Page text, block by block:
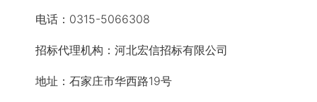
电话：0315-5066308
招标代理机构：河北宏信招标有限公司
地址：石家庄市华西路19号